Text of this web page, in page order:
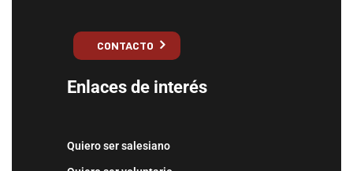
CONTACTO
Enlaces de interés
Quiero ser salesiano